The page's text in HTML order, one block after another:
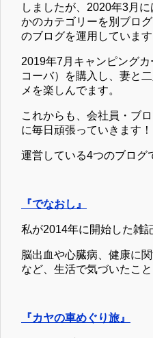
しましたが、2020年3月
かのカテゴリーを別ブロ
のブログを運用しています
2019年7月キャンピング
コーバ）を購入し、妻と
メを楽しんでます。
これからも、会社員・ブ
に毎日頑張っていきます！
運営している4つのブログ
『でなおし』
私が2014年に開始した雑
脳出血や心臓病、健康に
など、生活で気づいたこ
『カヤの車めぐり旅』